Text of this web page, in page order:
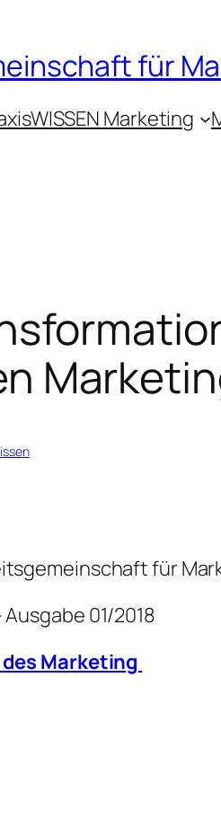
für
Marketing
für
01/2018
Marketing